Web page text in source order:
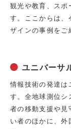
観光や教育、スポ
す。ここからは、
ザインの事例をご
ユニバーサ
情報技術の発達は
す。全地球測位シ
者の移動支援や見
い者のほかに、外